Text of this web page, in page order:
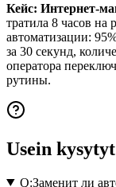
Кейс: Интернет-
тратила 8 часов
автоматизации:
за 30 секунд,
оператора
рутины.
Usein
Q:Заменит ли